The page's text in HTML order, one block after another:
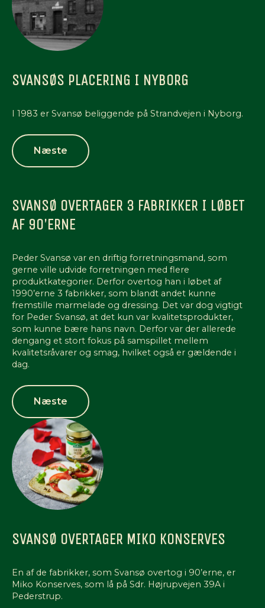
SVANSØS PLACERING I NYBORG
I 1983 er Svansø beliggende på Strandvejen i Nyborg.
Næste
SVANSØ OVERTAGER 3 FABRIKKER I LØBET
AF 90’ERNE
Peder Svansø var en driftig forretningsmand, som
gerne ville udvide forretningen med flere
produktkategorier. Derfor overtog han i løbet af
1990’erne 3 fabrikker, som blandt andet kunne
fremstille marmelade og dressing. Det var dog vigtigt
for Peder Svansø, at det kun var kvalitetsprodukter,
som kunne bære hans navn. Derfor var der allerede
dengang et stort fokus på samspillet mellem
kvalitetsråvarer og smag, hvilket også er gældende i
dag.
Næste
SVANSØ OVERTAGER MIKO KONSERVES
En af de fabrikker, som Svansø overtog i 90’erne, er
Miko Konserves, som lå på Sdr. Højrupvejen 39A i
Pederstrup.